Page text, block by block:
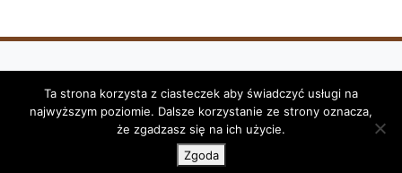
Klasztor i Parafia Franciszkanów - OFM
(Reformatów) w Przemyślu © 2026
Ta strona korzysta z ciasteczek aby świadczyć usługi na
najwyższym poziomie. Dalsze korzystanie ze strony oznacza,
że zgadzasz się na ich użycie.
Zgoda